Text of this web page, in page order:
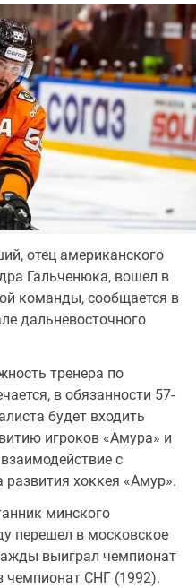
отец американского
Гальченюка, вошел в
команды, сообщается в
дальневосточного
тренера по
в обязанности 57-
будет входить
игроков «Амура» и
с
хоккея «Амур».
минского
перешел в московское
выиграл чемпионат
чемпионат СНГ (1992).